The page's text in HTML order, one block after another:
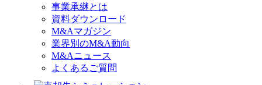
事業承継とは
資料ダウンロード
M&Aマガジン
業界別のM&A動向
M&Aニュース
よくあるご質問